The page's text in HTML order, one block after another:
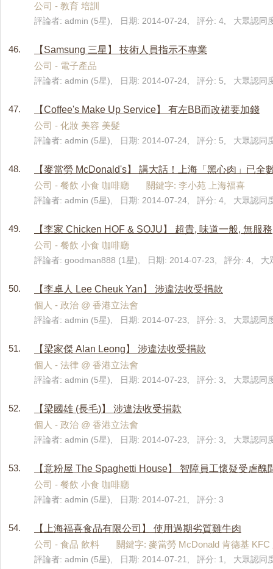
公司 - 教育 培訓
評論者: admin (5星), 日期: 2014-07-24, 評分: 4, 大眾認同
46.
【Samsung 三星】 技術人員指示不專業
公司 - 電子產品
評論者: admin (5星), 日期: 2014-07-24, 評分: 5, 大眾認同
47.
【Coffee's Make Up Service】 有左BB而改裙要加錢
公司 - 化妝 美容 美髮
評論者: admin (5星), 日期: 2014-07-24, 評分: 5, 大眾認同
48.
【麥當勞 McDonald's】 講大話！上海「黑心肉」已全
公司 - 餐飲 小食 咖啡廳 關鍵字: 李小苑 上海福喜
評論者: admin (5星), 日期: 2014-07-24, 評分: 4, 大眾認同
49.
【李家 Chicken HOF & SOJU】 超貴, 味道一般, 無服務
公司 - 餐飲 小食 咖啡廳
評論者: goodman888 (1星), 日期: 2014-07-23, 評分: 4, 大
50.
【李卓人 Lee Cheuk Yan】 涉違法收受捐款
個人 - 政治 @ 香港立法會
評論者: admin (5星), 日期: 2014-07-23, 評分: 3, 大眾認同
51.
【梁家傑 Alan Leong】 涉違法收受捐款
個人 - 法律 @ 香港立法會
評論者: admin (5星), 日期: 2014-07-23, 評分: 3, 大眾認同
52.
【梁國雄 (長毛)】 涉違法收受捐款
個人 - 政治 @ 香港立法會
評論者: admin (5星), 日期: 2014-07-23, 評分: 3, 大眾認同
53.
【意粉屋 The Spaghetti House】 智障員工懷疑受虐醜
公司 - 餐飲 小食 咖啡廳
評論者: admin (5星), 日期: 2014-07-21, 評分: 3
54.
【上海福喜食品有限公司】 使用過期劣質雞牛肉
公司 - 食品 飲料 關鍵字: 麥當勞 McDonald 肯德基 KFC
評論者: admin (5星), 日期: 2014-07-21, 評分: 1, 大眾認同